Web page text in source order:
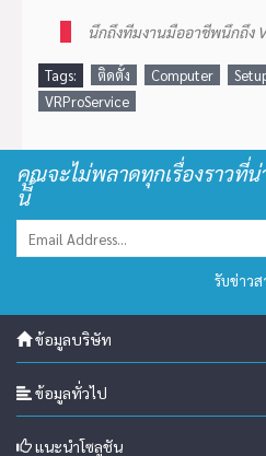
นึกถึงทีมงานมืออาชีพนึกถึง
Tags: ติดตั้ง Computer
VRProService
คุณจะไม่พลาดทุกเรื่องราวที่
นี้
รับข่าวส
ข้อมูลบริษัท
ข้อมูลทั่วไป
แนะนำโซลูชัน